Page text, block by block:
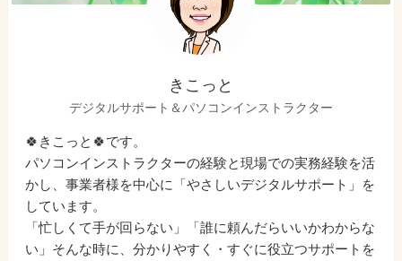
きこっと
デジタルサポート＆パソコンインストラクター
🍀きこっと🍀です。
パソコンインストラクターの経験と現場での実務経験を活
かし、事業者様を中心に「やさしいデジタルサポート」を
しています。
「忙しくて手が回らない」「誰に頼んだらいいかわからな
い」そんな時に、分かりやすく・すぐに役立つサポートを